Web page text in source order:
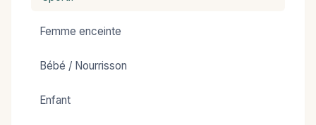
Femme enceinte
Bébé / Nourrisson
Enfant